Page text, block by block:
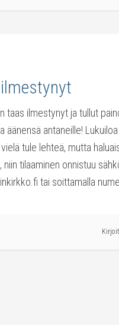
taas ilmestynyt ja tullut
äänensä antaneille!
tule lehteä, mutta
niin tilaaminen onnistuu
tai soittamalla